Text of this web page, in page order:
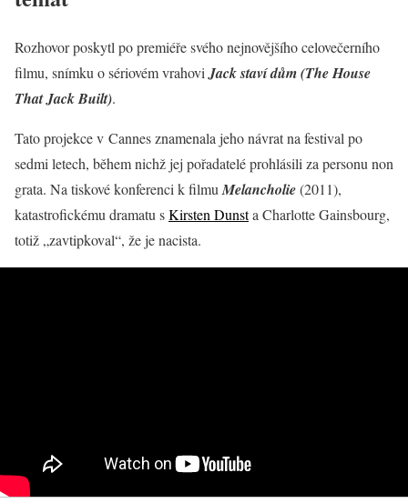
Rozhovor poskytl po premiéře svého nejnovějšího celovečerního
filmu, snímku o sériovém vrahoviJack staví dům (The House
That Jack Built).
Tato projekce v Cannes znamenala jeho návrat na festival po
sedmi letech, během nichž jej pořadatelé prohlásili za personu non
grata. Na tiskové konferenci k filmuMelancholie(2011),
katastrofickému dramatu sKirsten Dunsta Charlotte Gainsbourg,
totiž „zavtipkoval“, že je nacista.